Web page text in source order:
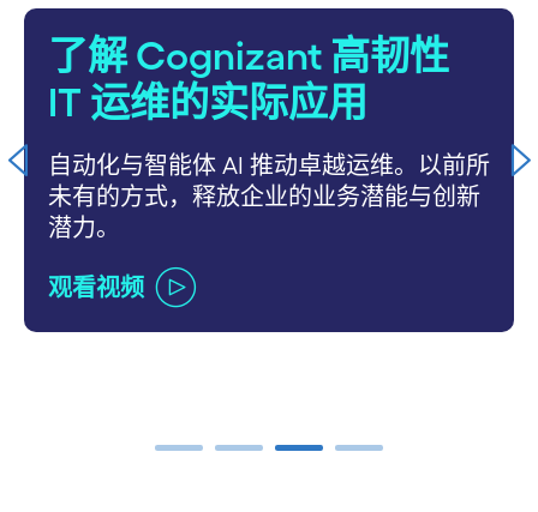
了解 Cognizant 高韧性
IT 运维的实际应用
自动化与智能体 AI 推动卓越运维。以前所
未有的方式，释放企业的业务潜能与创新
潜力。
观看视频